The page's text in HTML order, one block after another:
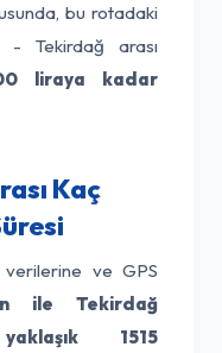
bu rotadaki
- Tekirdağ arası
liraya kadar
Kaç
verilerine ve GPS
ile Tekirdağ
1515